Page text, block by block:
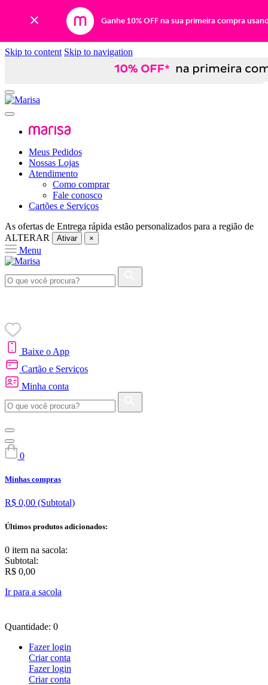
Ganhe 10% OFF na sua primeira compra
Skip to content Skip to navigation
Meus Pedidos
Nossas Lojas
Atendimento
Como comprar
Fale conosco
Cartões e Serviços
As ofertas de Entrega rápida estão personalizados para a região de
ALTERAR
Ativar ×
Menu
Baixe o App
Cartão e Serviços
Minha conta
0
Minhas compras
R$ 0,00 (Subtotal)
Últimos produtos adicionados:
0 item na sacola:
Subtotal:
R$ 0,00
Ir para a sacola
Quantidade: 0
Fazer login
Criar conta
Fazer login
Criar conta